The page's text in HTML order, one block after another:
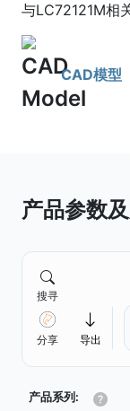
与LC72121M相
CAD模型
产品参数
搜寻
分享 导出
产品系列: